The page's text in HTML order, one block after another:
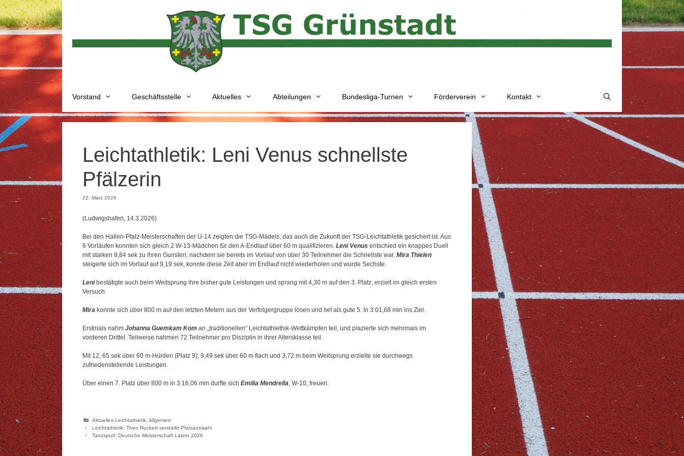
Zum
Inhalt
springen
Vorstand Geschäftsstelle Aktuelles Abteilungen Bundesliga-Turnen Förderverein Kontakt
Leichtathletik: Leni Venus schnellste
Pfälzerin
22. März 2026
(Ludwigshafen, 14.3.2026)
Bei den Hallen-Pfalz-Meisterschaften der U-14 zeigten die TSG-Mädels, das auch die Zukunft der TSG-Leichtathletik gesichert ist. Aus
6 Vorläufen konnten sich gleich 2 W-13-Mädchen für den A-Endlauf über 60 m qualifizieren. Leni Venus entschied ein knappes Duell
mit starken 8,84 sek zu ihren Gunsten, nachdem sie bereits im Vorlauf von über 30 Teilnehmer die Schnellste war. Mira Thielen
steigerte sich im Vorlauf auf 9,19 sek, konnte diese Zeit aber im Endlauf nicht wiederholen und wurde Sechste.
Lenibestätigte auch beim Weitsprung ihre bisher gute Leistungen und sprang mit 4,30 m auf den 3. Platz, erzielt im gleich ersten
Versuch.
Mira konnte sich über 800 m auf den letzten Metern aus der Verfolgergruppe lösen und lief als gute 5. In 3:01,68 min ins Ziel.
Erstmals nahm Johanna Guemkam Kom an „traditionellen“ Leichtathlethik-Wettkämpfen teil, und plazierte sich mehrmals im
vorderen Drittel. Teilweise nahmen 72 Teilnehmer pro Disziplin in ihrer Altersklasse teil.
Mit 12, 65 sek über 60 m-Hürden (Platz 9), 9,49 sek über 60 m flach und 3,72 m beim Weitsprung erzielte sie durchwegs
zufriedenstellende Leistungen.
Über einen 7. Platz über 800 m in 3:16,06 min durfte sich Emilia Mendrella, W-10, freuen.
Kategorien
Aktuelles Leichtathletik,Allgemein
Leichtathletik: Theo Ruckert verstärkt Pfalzauswahl
Tanzsport: Deutsche Meisterschaft Latein 2026